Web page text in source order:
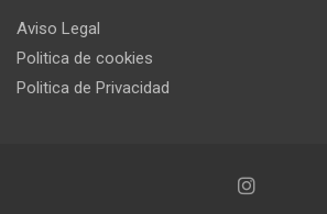
Aviso Legal
Politica de cookies
Politica de Privacidad